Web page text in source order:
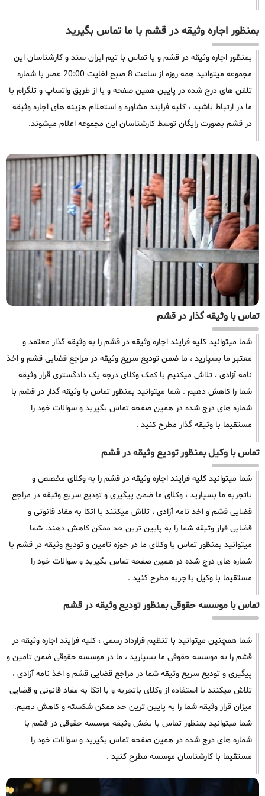
بمنظور اجاره وثیقه در قشم با ما تماس بگیرید
بمنظور اجاره وثیقه در قشم و یا تماس با تیم ایران سند و کارشناسان این
مجموعه میتوانید همه روزه از ساعت 8 صبح لغایت 20:00 عصر با شماره
تلفن های درج شده در پایین همین صفحه و یا از طریق واتساپ و تلگرام با
ما در ارتباط باشید ، کلیه فرایند مشاوره و استعلام هزینه های اجاره وثیقه
در قشم بصورت رایگان توسط کارشناسان این مجموعه اعلام میشوند.
تماس با وثیقه گذار در قشم
شما میتوانید کلیه فرایند اجاره وثیقه در قشم را به وثیقه گذار معتمد و
معتبر ما بسپارید ، ما ضمن تودیع سریع وثیقه در مراجع قضایی قشم و اخذ
نامه آزادی ، تلاش میکنیم با کمک وکلای درجه یک دادگستری قرار وثیقه
شما را کاهش دهیم . شما میتوانید بمنظور تماس با وثیقه گذار در قشم با
شماره های درج شده در همین صفحه تماس بگیرید و سوالات خود را
مستقیما با وثیقه گذار مطرح کنید .
تماس با وکیل بمنظور تودیع وثیقه در قشم
شما میتوانید کلیه فرایند اجاره وثیقه در قشم را به وکلای مخصص و
باتجربه ما بسپارید ، وکلای ما ضمن پیگیری و تودیع سریع وثیقه در مراجع
قضایی قشم و اخذ نامه آزادی ، تلاش میکنند با اتکا به مفاد قانونی و
قضایی قرار وثیقه شما را به پایین ترین حد ممکن کاهش دهند. شما
میتوانید بمنظور تماس با وکلای ما در حوزه تامین و تودیع وثیقه در قشم با
شماره های درج شده در همین صفحه تماس بگیرید و سوالات خود را
مستقیما با وکیل بااجربه مطرح کنید .
تماس با موسسه حقوقی بمنظور تودیع وثیقه در قشم
شما همچنین میتوانید با تنظیم قرارداد رسمی ، کلیه فرایند اجاره وثیقه در
قشم را به موسسه حقوقی ما بسپارید ، ما در موسسه حقوقی ضمن تامین و
پیگیری و تودیع سریع وثیقه شما در مراجع قضایی قشم و اخذ نامه آزادی ،
تلاش میکنند با استفاده از وکلای باتجربه و با اتکا به مفاد قانونی و قضایی
میزان قرار وثیقه شما را به پایین ترین حد ممکن شکسته و کاهش دهیم.
شما میتوانید بمنظور تماس با بخش وثیقه موسسه حقوقی در قشم با
شماره های درج شده در همین صفحه تماس بگیرید و سوالات خود را
مستقیما با کارشناسان موسسه مطرح کنید .